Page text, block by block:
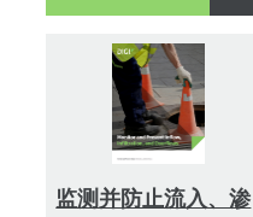
监测并防止流入、渗